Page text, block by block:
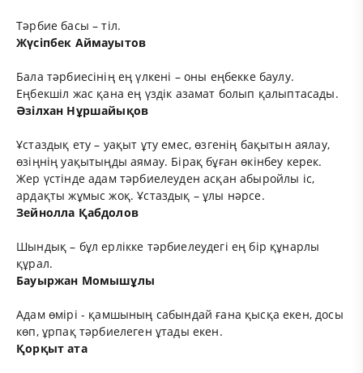
Тәрбие басы – тіл.
Жүсіпбек Аймауытов
Бала тәрбиесінің ең үлкені – оны еңбекке баулу.
Еңбекшіл жас қана ең үздік азамат болып қалыптасады.
Әзілхан Нұршайықов
Ұстаздық ету – уақыт ұту емес, өзгенің бақытын аялау,
өзіңнің уақытыңды аямау. Бірақ бұған өкінбеу керек.
Жер үстінде адам тәрбиелеуден асқан абыройлы іс,
ардақты жұмыс жоқ. Ұстаздық – ұлы нәрсе.
Зейнолла Қабдолов
Шындық – бұл ерлікке тәрбиелеудегі ең бір құнарлы
құрал.
Бауыржан Момышұлы
Адам өмірі - қамшының сабындай ғана қысқа екен, досы
көп, ұрпақ тәрбиелеген ұтады екен.
Қорқыт ата